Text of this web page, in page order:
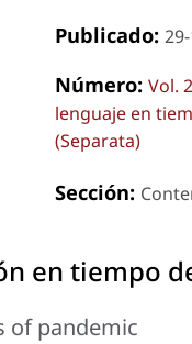
Publicado:
Número: Vol.
lenguaje en
(Separata)
Sección:
en tiempo
of pandemic